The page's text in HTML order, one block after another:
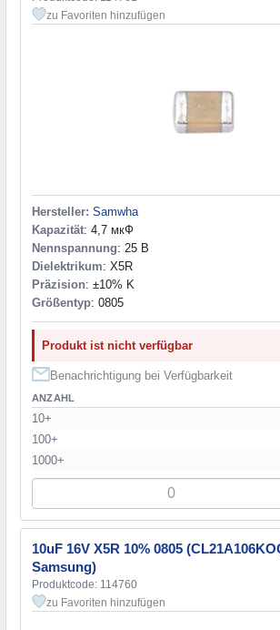
330 nF(6)
680 nF
1 мкФ
4,7 µF(3)
zu Favoriten hinzufügen
Hersteller: Samwha
Kapazität: 4,7 мкФ
Nennspannung: 25 В
Dielektrikum: X5R
Präzision: ±10% K
Größentyp: 0805
Produkt ist nicht verfügbar
Benachrichtigung bei Verfügbarkeit
ANZAHL
10+
100+
1000+
10uF 16V X5R 10% 0805
Samsung)
Produktcode: 114760
zu Favoriten hinzufügen